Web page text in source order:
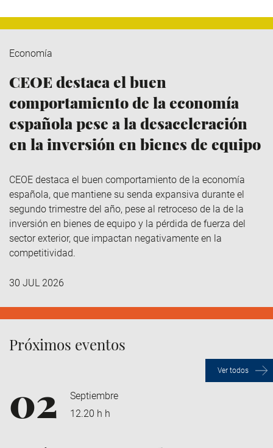
Economía
CEOE destaca el buen
comportamiento de la economía
española pese a la desaceleración
en la inversión en bienes de equipo
CEOE destaca el buen comportamiento de la economía
española, que mantiene su senda expansiva durante el
segundo trimestre del año, pese al retroceso de la de la
inversión en bienes de equipo y la pérdida de fuerza del
sector exterior, que impactan negativamente en la
competitividad.
30 JUL 2026
Próximos eventos
Ver todos
02
Septiembre
12.20 h h